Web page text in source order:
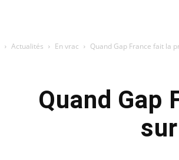
Actualités En vrac Quand Gap France fait la
Quand Gap